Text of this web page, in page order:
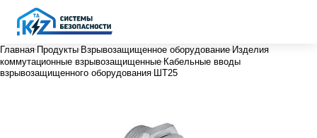
Главная Продукты Взрывозащищенное оборудование Изделия
коммутационные взрывозащищенные Кабельные вводы
взрывозащищенного оборудования ШТ25